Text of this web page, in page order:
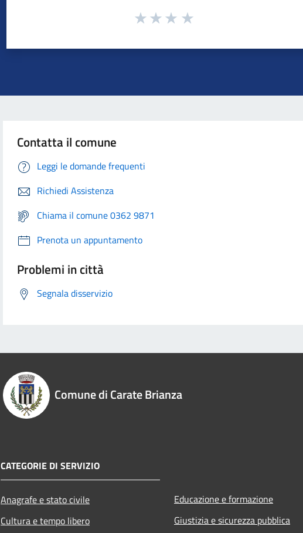
Contatta il comune
Leggi le domande frequenti
Richiedi Assistenza
Chiama il comune 0362 9871
Prenota un appuntamento
Problemi in città
Segnala disservizio
Comune di Carate Brianza
CATEGORIE DI SERVIZIO
Anagrafe e stato civile
Cultura e tempo libero
Educazione e formazione
Giustizia e sicurezza pubblica